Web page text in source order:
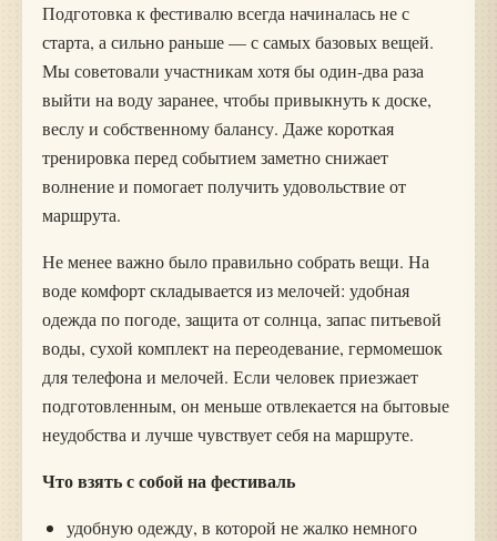
Подготовка к фестивалю всегда начиналась не с
старта, а сильно раньше — с самых базовых вещей.
Мы советовали участникам хотя бы один-два раза
выйти на воду заранее, чтобы привыкнуть к доске,
веслу и собственному балансу. Даже короткая
тренировка перед событием заметно снижает
волнение и помогает получить удовольствие от
маршрута.
Не менее важно было правильно собрать вещи. На
воде комфорт складывается из мелочей: удобная
одежда по погоде, защита от солнца, запас питьевой
воды, сухой комплект на переодевание, гермомешок
для телефона и мелочей. Если человек приезжает
подготовленным, он меньше отвлекается на бытовые
неудобства и лучше чувствует себя на маршруте.
Что взять с собой на фестиваль
удобную одежду, в которой не жалко немного